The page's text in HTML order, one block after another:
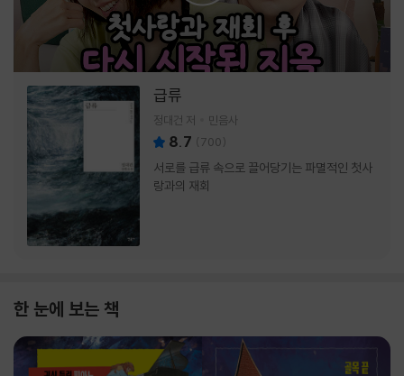
급류
정대건 저 민음사
8.7 (700)
서로를 급류 속으로 끌어당기는 파멸적인 첫사
랑과의 재회
한 눈에 보는 책